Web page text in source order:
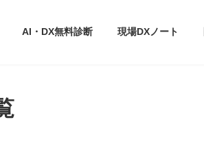
AI・DX無料診断 現場DXノート